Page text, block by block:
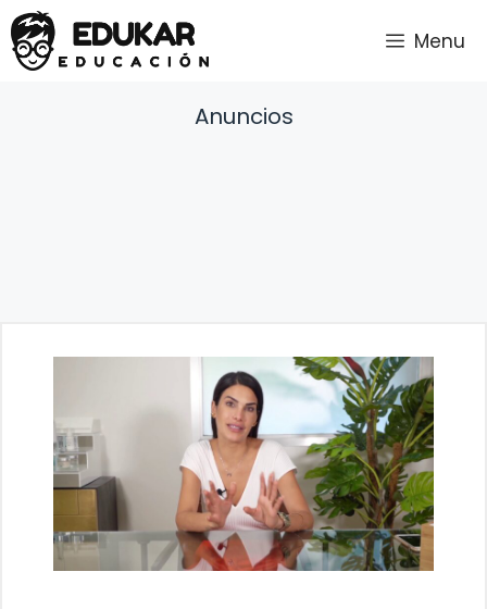
Saltar
al
contenido
Menu
Anuncios